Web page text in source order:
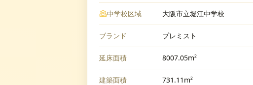
中学校区域 大阪市立堀江中学校
ブランド プレミスト
延床面積 8007.05m²
建築面積 731.11m²